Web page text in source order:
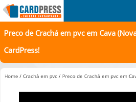
Preco de Crachá em pvc em Cava
CardPress!
Home / Crachá em pvc / Preco de Crachá em pvc em